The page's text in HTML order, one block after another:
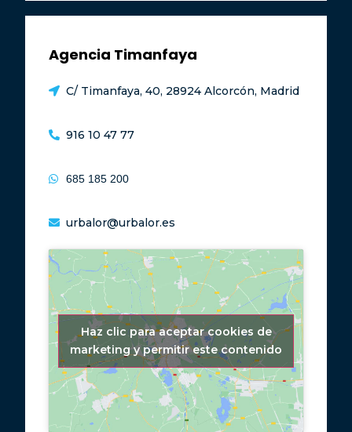
Agencia Timanfaya
C/ Timanfaya, 40, 28924 Alcorcón, Madrid
916 10 47 77
685 185 200
urbalor@urbalor.es
Haz clic para aceptar cookies de
marketing y permitir este contenido